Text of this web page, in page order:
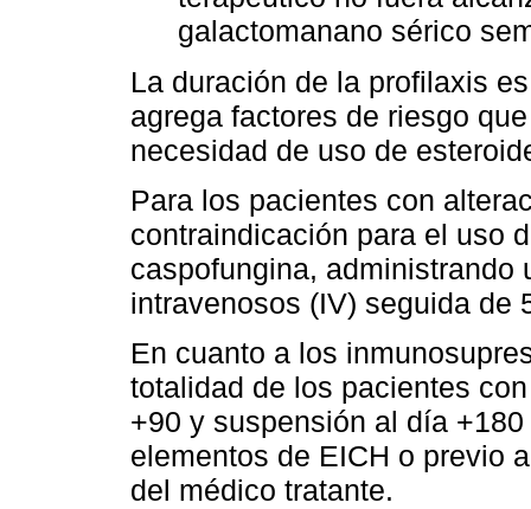
galactomanano sérico
La duración de la profilaxis
agrega factores de riesgo
necesidad de uso de
Para los pacientes con
contraindicación para el uso
caspofungina, administrando
intravenosos (IV) seguida de
En cuanto a los
totalidad de los pacientes
+90 y suspensión al día
elementos de EICH o previo
del médico tratante.